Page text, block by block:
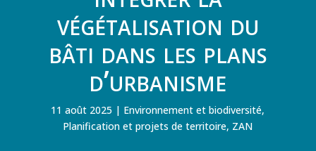
végétalisation du
bâti dans les plans
d’urbanisme
11 août 2025 Environnement et biodiversité,
Planification et projets de territoire, ZAN